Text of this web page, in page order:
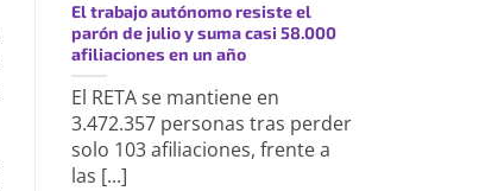
El trabajo autónomo resiste el
parón de julio y suma casi 58.000
afiliaciones en un año
El RETA se mantiene en
3.472.357 personas tras perder
solo 103 afiliaciones, frente a
las [...]